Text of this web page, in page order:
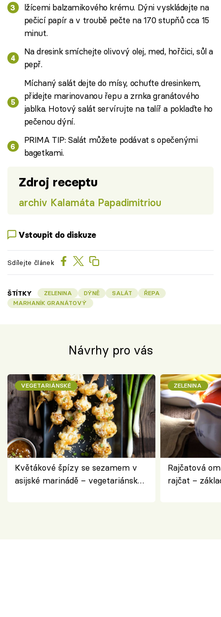
lžícemi balzamikového krému. Dýni vyskládejte na
pečicí papír a v troubě pečte na 170 stupňů cca 15
minut.
Na dresink smíchejte olivový olej, med, hořčici, sůl a
pepř.
Míchaný salát dejte do mísy, ochuťte dresinkem,
přidejte marinovanou řepu a zrnka granátového
jablka. Hotový salát servírujte na talíř a poklaďte ho
pečenou dýní.
PRIMA TIP: Salát můžete podávat s opečenými
bagetkami.
Zdroj receptu
archiv Kalamáta Papadimitriou
Vstoupit do diskuze
Sdílejte článek
ŠTÍTKY ZELENINA DÝNĚ SALÁT
ŘEPA
MARHANÍK GRANÁTOVÝ
Návrhy pro vás
VEGETARIÁNSKÉ
Květákové špízy se sezamem v
asijské marinádě – vegetariánská
ZELENINA
Rajčatová
rajčat –